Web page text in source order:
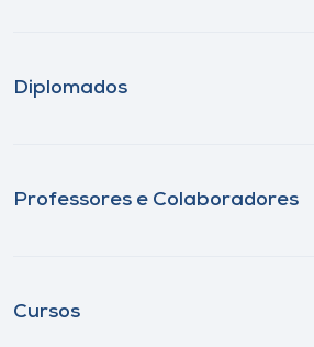
Diplomados
Professores e Colaboradores
Cursos